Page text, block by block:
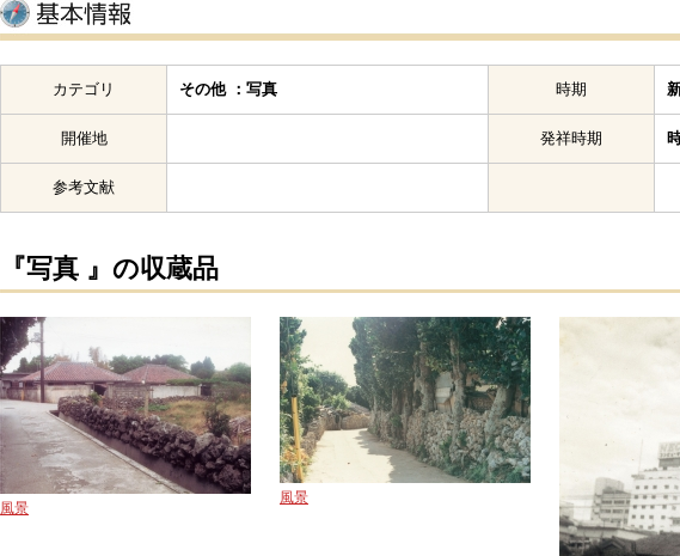
カテゴリ その他 ：写真 時期
開催地 発祥時期
参考文献
『写真 』の収蔵品
風景
風景